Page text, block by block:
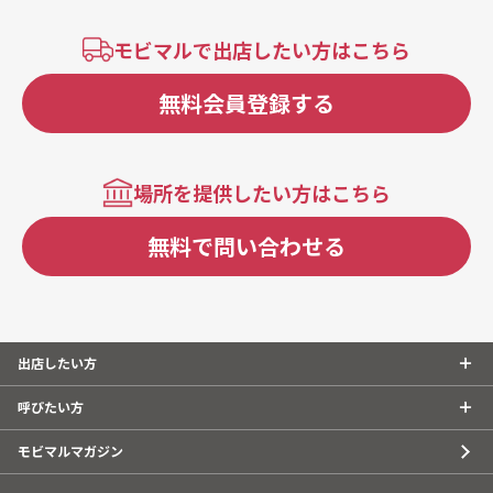
モビマルで出店したい方はこちら
無料会員登録する
場所を提供したい方はこちら
無料で問い合わせる
出店したい方
呼びたい方
モビマルマガジン